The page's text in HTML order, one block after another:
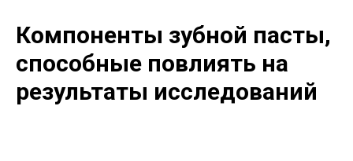
Компоненты зубной пасты,
способные повлиять на
результаты исследований